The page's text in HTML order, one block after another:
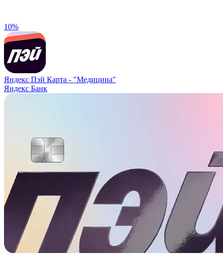
10%
Яндекс Пэй Карта - "Медицина"
Яндекс Банк